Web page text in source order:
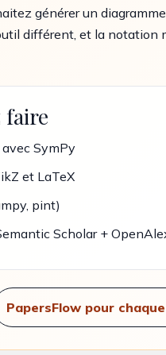
générer un
différent, et la
faire
SymPy
et LaTeX
pint)
Scholar +
PapersFlow pour